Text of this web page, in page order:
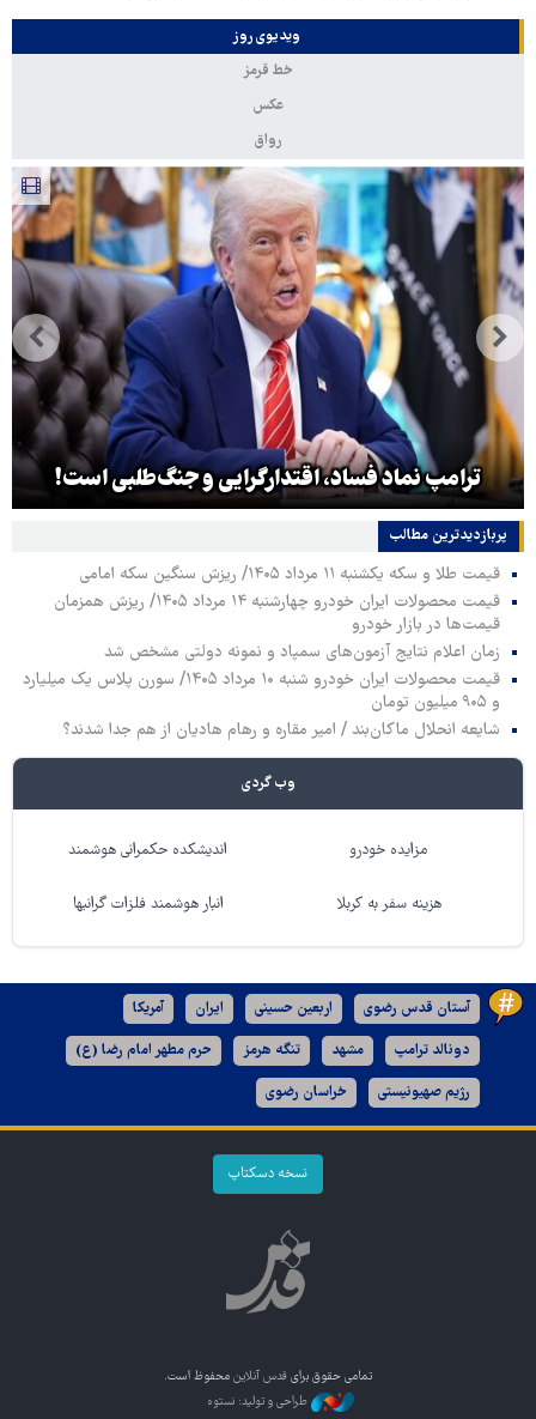
ویدیوی روز
خط قرمز
عکس
رواق
ترامپ نماد فساد، اقتدارگرایی و جنگ‌طلبی است!
پربازدیدترین‌ مطالب
قیمت طلا و سکه یکشنبه ۱۱ مرداد ۱۴۰۵/ ریزش سنگین سکه امامی
قیمت محصولات ایران خودرو چهارشنبه ۱۴ مرداد ۱۴۰۵/ ریزش همزمان
قیمت‌ها در بازار خودرو
زمان اعلام نتایج آزمون‌های سمپاد و نمونه دولتی مشخص شد
قیمت محصولات ایران خودرو شنبه ۱۰ مرداد ۱۴۰۵/ سورن پلاس یک میلیارد
و ۹۰۵ میلیون تومان
شایعه انحلال ماکان‌بند / امیر مقاره و رهام هادیان از هم جدا شدند؟
وب گردی
مزایده خودرو اندیشکده حکمرانی هوشمند
هزینه سفر به کربلا انبار هوشمند فلزات گرانبها
آستان قدس رضوی اربعین حسینی ایران آمریکا
دونالد ترامپ مشهد تنگه هرمز حرم مطهر امام رضا (ع)
رژیم صهیونیستی خراسان رضوی
نسخه دسکتاپ
تمامی حقوق برای قدس آنلاین محفوظ است.
طراحی و تولید: نستوه